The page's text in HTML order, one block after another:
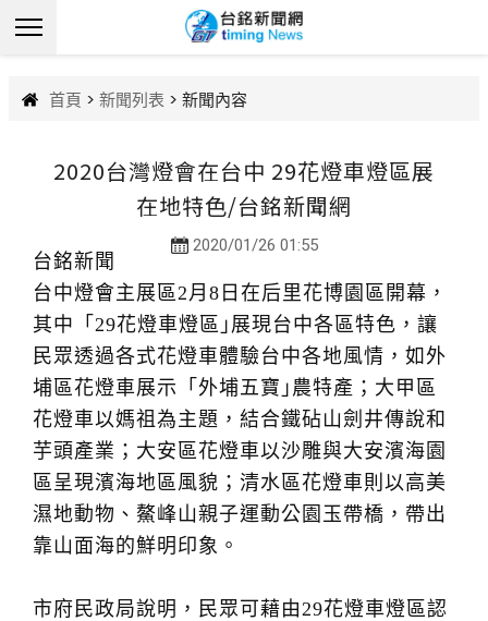
首頁 > 新聞列表 > 新聞內容
2020台灣燈會在台中 29花燈車燈區展
在地特色/台銘新聞網
2020/01/26 01:55
台銘新聞
台中燈會主展區2月8日在后里花博園區開幕，
其中「29花燈車燈區｣展現台中各區特色，讓
民眾透過各式花燈車體驗台中各地風情，如外
埔區花燈車展示「外埔五寶｣農特產；大甲區
花燈車以媽祖為主題，結合鐵砧山劍井傳說和
芋頭產業；大安區花燈車以沙雕與大安濱海園
區呈現濱海地區風貌；清水區花燈車則以高美
濕地動物、鰲峰山親子運動公園玉帶橋，帶出
靠山面海的鮮明印象。
市府民政局說明，民眾可藉由29花燈車燈區認